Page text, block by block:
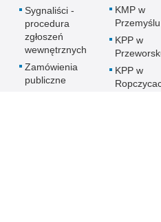
Sygnaliści -
procedura
zgłoszeń
wewnętrznych
Zamówienia
publiczne
KMP w
Przemyślu
KPP w
KPP w